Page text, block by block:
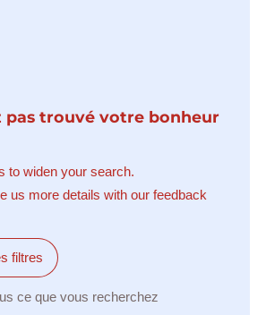
pas trouvé votre bonheur
to widen your search.
us more details with our feedback
filtres
ce que vous recherchez